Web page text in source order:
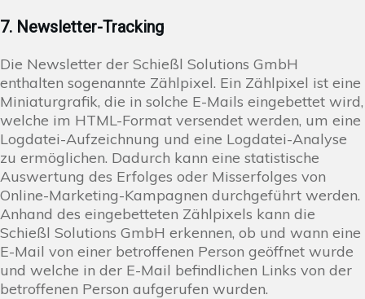
7. Newsletter-Tracking
Die Newsletter der Schießl Solutions GmbH
enthalten sogenannte Zählpixel. Ein Zählpixel ist eine
Miniaturgrafik, die in solche E-Mails eingebettet wird,
welche im HTML-Format versendet werden, um eine
Logdatei-Aufzeichnung und eine Logdatei-Analyse
zu ermöglichen. Dadurch kann eine statistische
Auswertung des Erfolges oder Misserfolges von
Online-Marketing-Kampagnen durchgeführt werden.
Anhand des eingebetteten Zählpixels kann die
Schießl Solutions GmbH erkennen, ob und wann eine
E-Mail von einer betroffenen Person geöffnet wurde
und welche in der E-Mail befindlichen Links von der
betroffenen Person aufgerufen wurden.